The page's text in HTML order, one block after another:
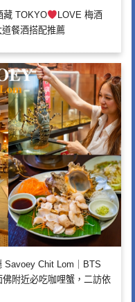
藏 TOKYO
LOVE 梅酒
餐酒搭配推薦
Savoey Chit Lom｜BTS
附近必吃咖哩蟹，二訪依